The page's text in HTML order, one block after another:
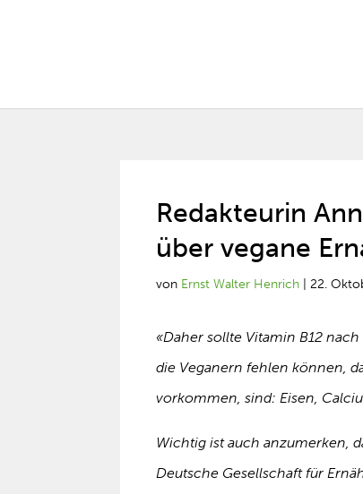
Redakteurin
über vegane
von Ernst Walter Henrich |22.
«Daher sollte Vitamin B12
die Veganern fehlen können,
vorkommen, sind: Eisen,
Wichtig ist auch anzumerken,
Deutsche Gesellschaft für